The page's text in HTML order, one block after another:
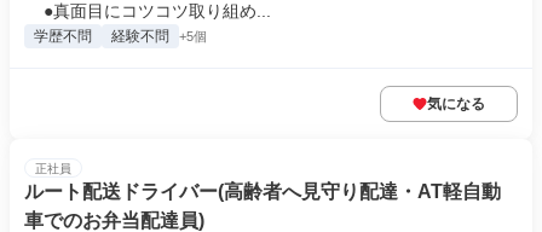
●真面目にコツコツ取り組め...
学歴不問 経験不問 +5個
気になる
正社員
ルート配送ドライバー(高齢者へ見守り配達・AT軽自動
車でのお弁当配達員)